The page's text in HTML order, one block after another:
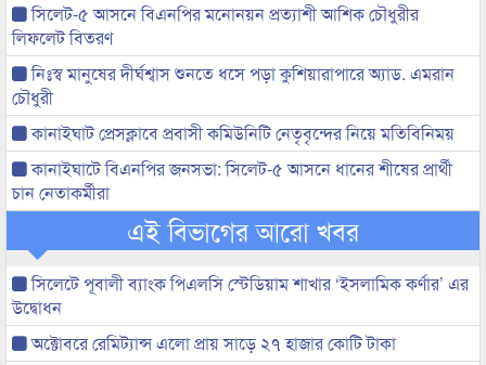
সিলেট-৫ আসনে বিএনপির মনোনয়ন প্রত্যাশী আশিক চৌধুরীর
লিফলেট বিতরণ
নিঃস্ব মানুষের দীর্ঘশ্বাস শুনতে ধসে পড়া কুশিয়ারাপারে অ্যাড. এমরান
চৌধুরী
কানাইঘাট প্রেসক্লাবে প্রবাসী কমিউনিটি নেতৃবৃন্দের নিয়ে মতিবিনিময়
কানাইঘাটে বিএনপির জনসভা: সিলেট-৫ আসনে ধানের শীষের প্রার্থী
চান নেতাকর্মীরা
এই বিভাগের আরো খবর
সিলেটে পূবালী ব্যাংক পিএলসি স্টেডিয়াম শাখার ‘ইসলামিক কর্ণার’ এর
উদ্বোধন
অক্টোবরে রেমিট্যান্স এলো প্রায় সাড়ে ২৭ হাজার কোটি টাকা